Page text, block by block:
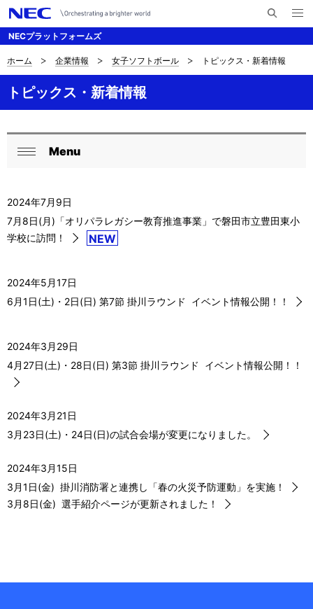
NECプラットフォームズ
メ
ニ
ナ
ビ
ゲ
ー
ン
サ
イ
現
在
位
ホーム 企業情報 女子ソフトボール トピックス・新着情報
トピックス・新着情報
ロ
カ
ル
ビ
ー
シ
ョ
ン
る
Menu
2024年7月9日
7月8日(月)「オリパラレガシー教育推進事業」で磐田市立豊田東小
学校に訪問！
NEW
2024年5月17日
6月1日(土)・2日(日) 第7節 掛川ラウンド イベント情報公開！！
2024年3月29日
4月27日(土)・28日(日) 第3節 掛川ラウンド イベント情報公開！！
2024年3月21日
3月23日(土)・24日(日)の試合会場が変更になりました。
2024年3月15日
3月1日(金) 掛川消防署と連携し「春の火災予防運動」を実施！
3月8日(金) 選手紹介ページが更新されました！